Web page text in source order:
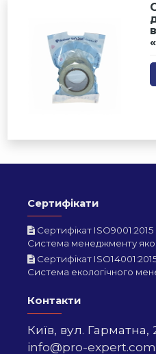
Сертифікати
Сертифікат ISO9001:2015
Система менеджменту
Сертифікат
Система екологічного
Контакти
Київ, вул. Гарматна,
info@pro-